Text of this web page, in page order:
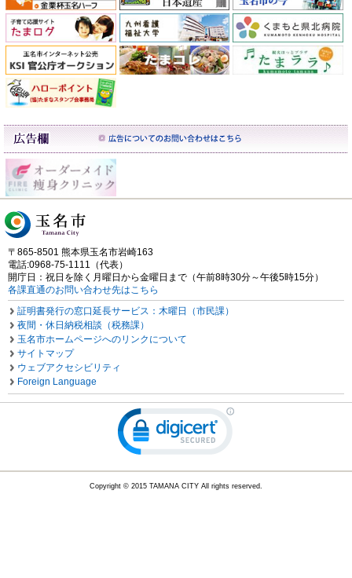
〒865-8501 熊本県玉名市岩崎163
電話:0968-75-1111（代表）
開庁日：祝日を除く月曜日から金曜日まで（午前8時30分～午後5時15分）
各課直通のお問い合わせ先はこちら
証明書発行の窓口延長サービス：木曜日（市民課）
夜間・休日納税相談（税務課）
玉名市ホームページへのリンクについて
サイトマップ
ウェブアクセシビリティ
Foreign Language
Copyright © 2015 TAMANA CITY All rights reserved.